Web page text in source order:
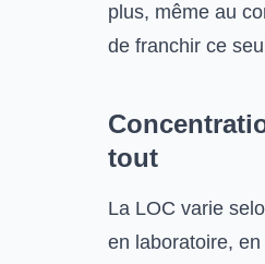
plus, même au
de franchir ce
tout
La LOC varie
en laboratoire,